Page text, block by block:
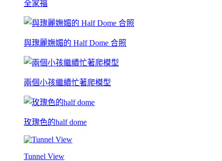
全家福
與瑰麗嫵媚的 Half Dome 合照
兩個小孩繼續忙著爬模型
玫瑰色的half dome
Tunnel View